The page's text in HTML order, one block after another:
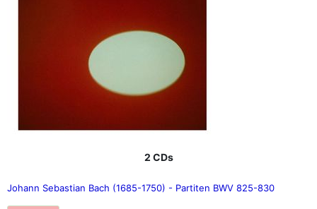
2 CDs
Johann Sebastian Bach (1685-1750) - Partiten BWV 825-830